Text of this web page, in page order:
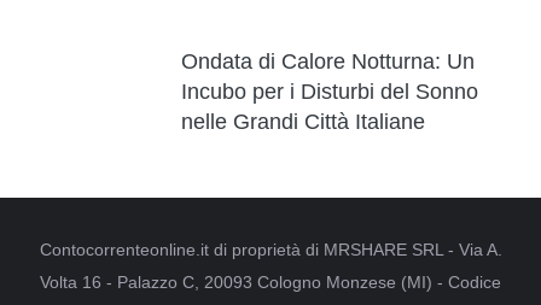
Ondata di Calore Notturna: Un
Incubo per i Disturbi del Sonno
nelle Grandi Città Italiane
Contocorrenteonline.it di proprietà di MRSHARE SRL - Via A.
Volta 16 - Palazzo C, 20093 Cologno Monzese (MI) - Codice